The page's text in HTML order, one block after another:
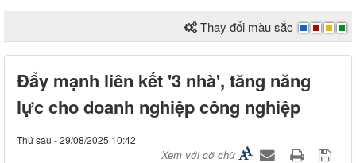
Thay đổi màu sắc
Đẩy mạnh liên kết '3 nhà', tăng năng
lực cho doanh nghiệp công nghiệp
Thứ sáu - 29/08/2025 10:42
Xem với cỡ chữ